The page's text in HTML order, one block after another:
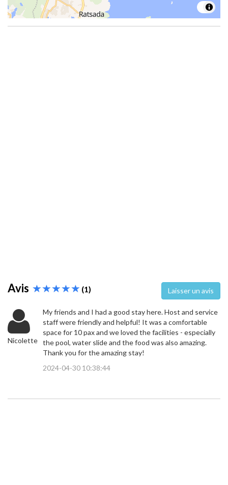
Avis (1) Laisser un avis
Nicolette
My friends and I had a good stay here. Host and service
staff were friendly and helpful! It was a comfortable
space for 10 pax and we loved the facilities - especially
the pool, water slide and the food was also amazing.
Thank you for the amazing stay!
2024-04-30 10:38:44